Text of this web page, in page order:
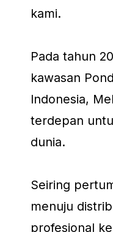
kami.
Pada tahun
kawasan
Indonesia,
terdepan
dunia.
Seiring
menuju
profesional